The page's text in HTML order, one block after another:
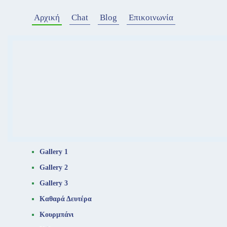
Αρχική Chat Blog Επικοινωνία
Gallery 1
Gallery 2
Gallery 3
Καθαρά Δευτέρα
Κουρμπάνι